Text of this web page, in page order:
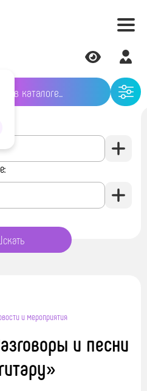
и мероприятия
и песни